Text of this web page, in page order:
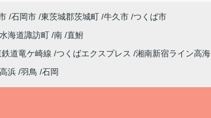
石岡市 東茨城郡茨城町 牛久市 つくば市
水海道諏訪町 南 直鮒
鉄道竜ケ崎線 つくばエクスプレス 湘南新宿ライン高海
高浜 羽鳥 石岡